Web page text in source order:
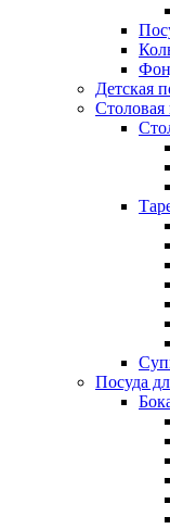
Детская
Столовая
Посуда